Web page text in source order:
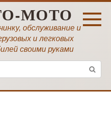
МОТО
обслуживание и
и легковых
своими руками